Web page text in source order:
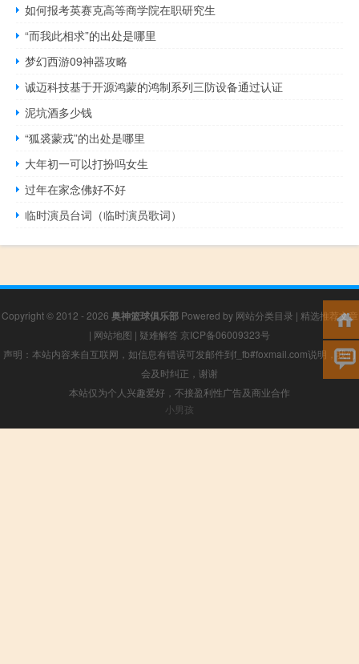
如何报考英赛克高等商学院在职研究生
“而我此相求”的出处是哪里
梦幻西游09神器攻略
诚迈科技基于开源鸿蒙的鸿制系列三防设备通过认证
泥坑酒多少钱
“狐裘蒙戎”的出处是哪里
大年初一可以打扮吗女生
过年在家念佛好不好
临时演员台词（临时演员歌词）
Copyright © 2012 - 2026 奥神篮球俱乐部Powered by 网站分类目录 | 精选推荐文章
| 网站地图 | 疑难解答 京ICP备06009323号
声明：本站内容来自互联网，如信息有错误可发邮件到f_fb#foxmail.com说明，我们
会及时纠正，谢谢
本站仅为个人兴趣爱好，不接盈利性广告及商业合作
小男孩